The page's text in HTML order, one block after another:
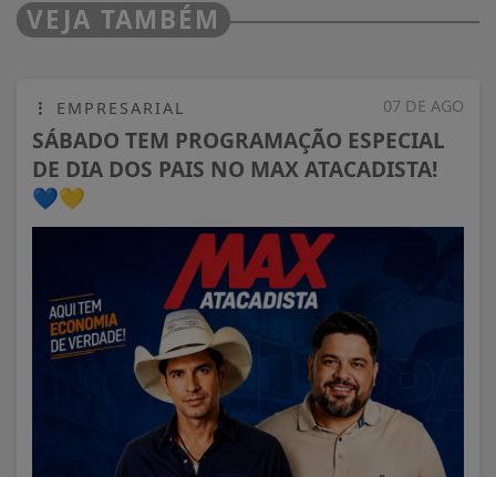
VEJA TAMBÉM
07 DE AGO
EMPRESARIAL
SÁBADO TEM PROGRAMAÇÃO ESPECIAL
DE DIA DOS PAIS NO MAX ATACADISTA!
💙💛